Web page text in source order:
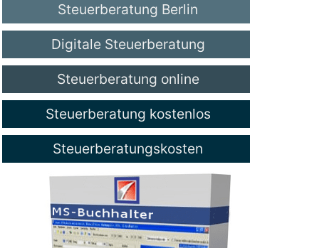
Steuerberatung Berlin
Digitale Steuerberatung
Steuerberatung online
Steuerberatung kostenlos
Steuerberatungskosten